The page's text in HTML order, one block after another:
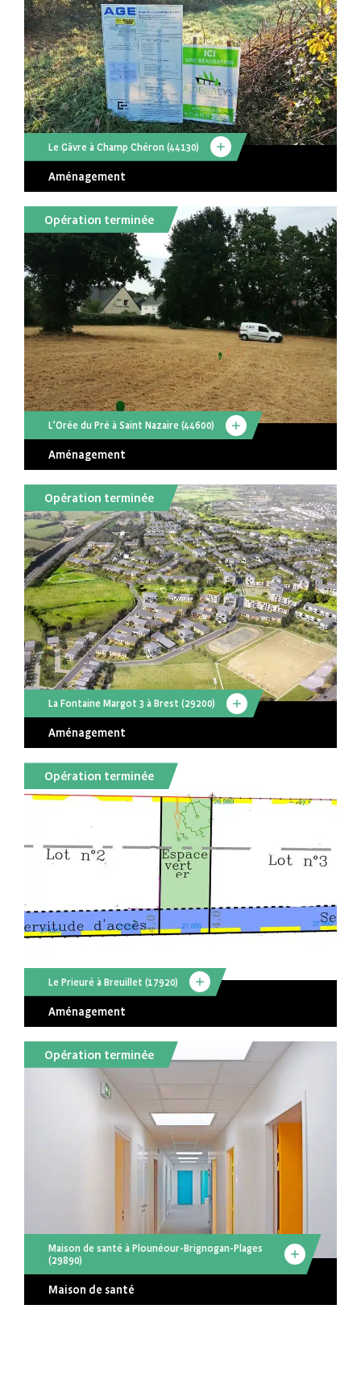
Le Gâvre à Champ Chéron (44130)
Aménagement
Opération terminée
L’Orée du Pré à Saint Nazaire (44600)
Aménagement
Opération terminée
La Fontaine Margot 3 à Brest (29200)
Aménagement
Opération terminée
Le Prieuré à Breuillet (17920)
Aménagement
Opération terminée
Maison de santé à Plounéour-Brignogan-Plages
(29890)
Maison de santé